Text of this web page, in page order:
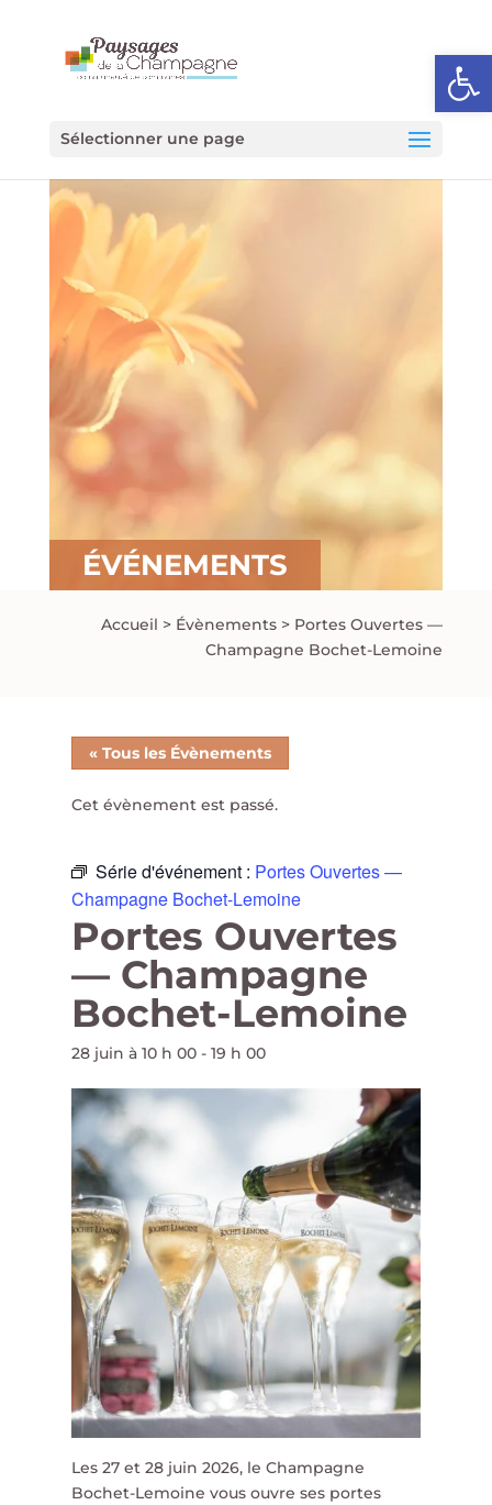
Ouvrir
Sélectionner une page
ÉVÉNEMENTS
Accueil > Évènements > Portes Ouvertes —
Champagne Bochet-Lemoine
« Tous les Évènements
Cet évènement est passé.
Série d'événement : Portes Ouvertes —
Champagne Bochet-Lemoine
Portes Ouvertes
— Champagne
Bochet-Lemoine
28 juin à 10 h 00- 19 h 00
Les 27 et 28 juin 2026, le Champagne
Bochet-Lemoine vous ouvre ses portes